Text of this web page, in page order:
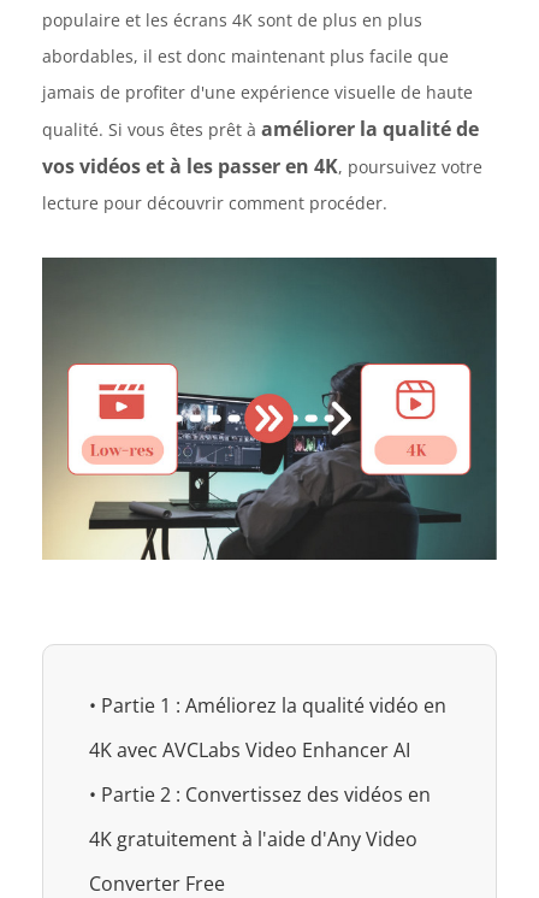
populaire et les écrans 4K sont de plus en plus
abordables, il est donc maintenant plus facile que
jamais de profiter d'une expérience visuelle de haute
qualité. Si vous êtes prêt à améliorer la qualité de
vos vidéos et à les passer en 4K, poursuivez votre
lecture pour découvrir comment procéder.
• Partie 1 : Améliorez la qualité vidéo en
4K avec AVCLabs Video Enhancer AI
• Partie 2 : Convertissez des vidéos en
4K gratuitement à l'aide d'Any Video
Converter Free